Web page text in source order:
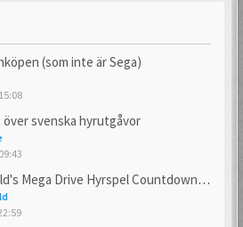
(som inte är Sega)
över svenska hyrutgåvor
Mega Drive Hyrspel Countdown Tråd!